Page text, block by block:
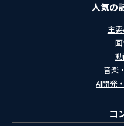
人気の
主
音楽
AI開発
コ